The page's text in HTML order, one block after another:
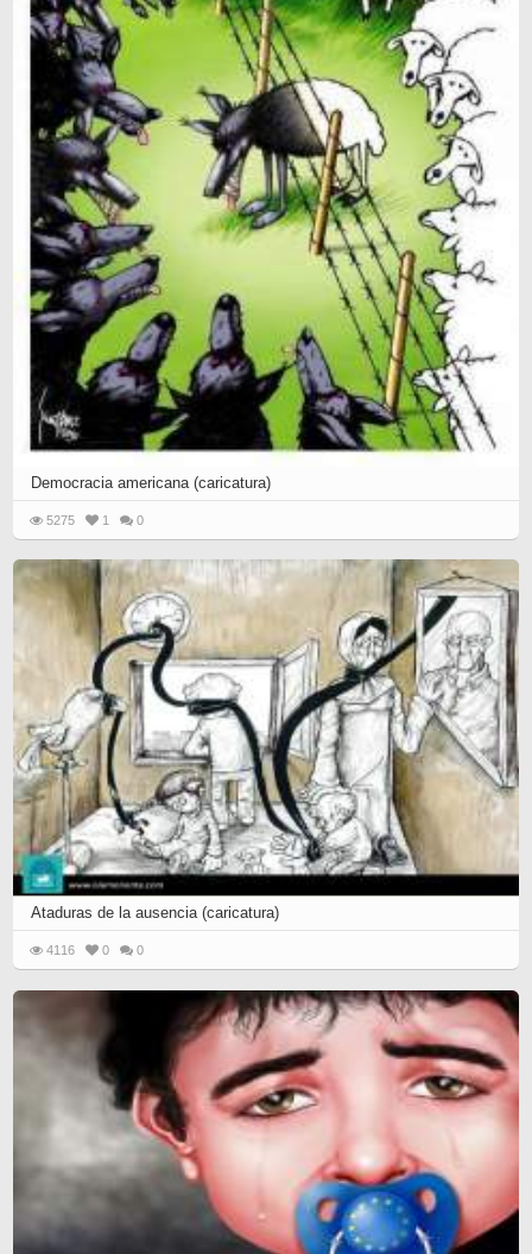
Democracia americana (caricatura)
5275 1 0
Ataduras de la ausencia (caricatura)‎
4116 0 0